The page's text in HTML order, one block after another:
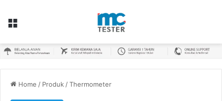
Menu
Home / Produk /Thermometer